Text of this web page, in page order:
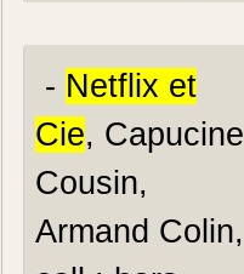
- Netflix et
Cie, Capucine
Cousin,
Armand Colin,